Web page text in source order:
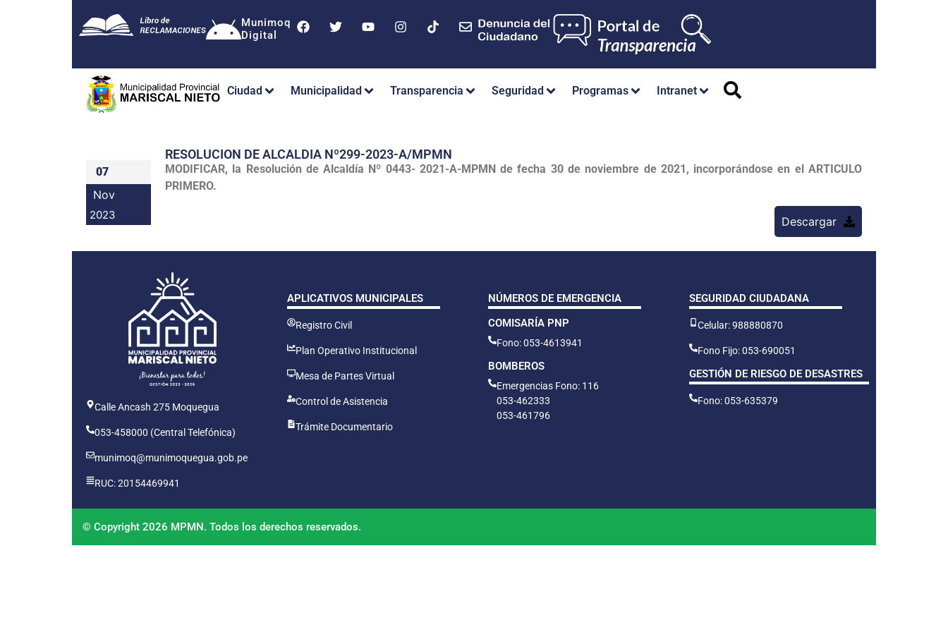
Munimoq
Digital
Ciudad Municipalidad Transparencia Seguridad Programas Intranet
07
Nov
2023
RESOLUCION DE ALCALDIA Nº299-2023-A/MPMN
MODIFICAR, la Resolución de Alcaldía Nº 0443- 2021-A-MPMN de fecha 30 de noviembre de 2021, incorporándose en el ARTICULO
PRIMERO.
Descargar
Calle Ancash 275 Moquegua
053-458000 (Central Telefónica)
munimoq@munimoquegua.gob.pe
RUC: 20154469941
APLICATIVOS MUNICIPALES
Registro Civil
Plan Operativo Institucional
Mesa de Partes Virtual
Control de Asistencia
Trámite Documentario
NÚMEROS DE EMERGENCIA
COMISARÍA PNP
Fono: 053-4613941
BOMBEROS
Emergencias Fono: 116
053-462333
053-461796
SEGURIDAD CIUDADANA
Celular: 988880870
Fono Fijo: 053-690051
GESTIÓN DE RIESGO DE DESASTRES
Fono: 053-635379
© Copyright 2026 MPMN. Todos los derechos reservados.